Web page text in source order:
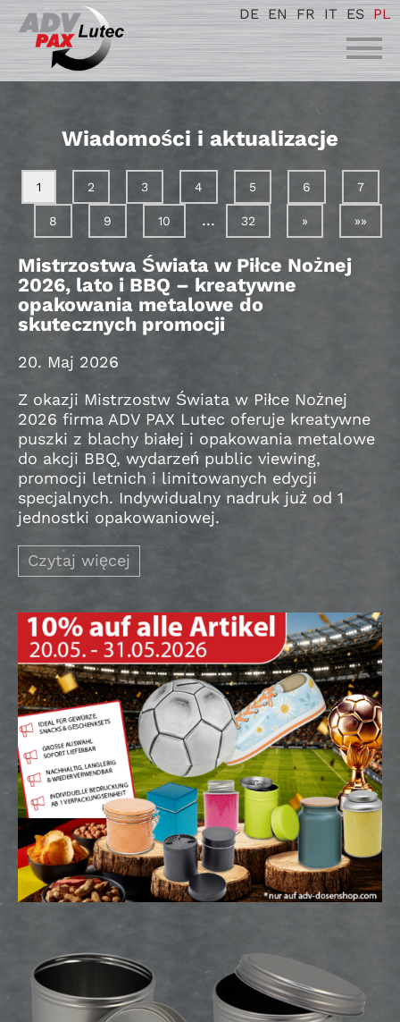
DE EN FR IT ES PL
Wiadomości i aktualizacje
1 2 3 4 5 6 7
8 9 10 ... 32 » »»
Mistrzostwa Świata w Piłce Nożnej
2026, lato i BBQ – kreatywne
opakowania metalowe do
skutecznych promocji
20. Maj 2026
Z okazji Mistrzostw Świata w Piłce Nożnej
2026 firma ADV PAX Lutec oferuje kreatywne
puszki z blachy białej i opakowania metalowe
do akcji BBQ, wydarzeń public viewing,
promocji letnich i limitowanych edycji
specjalnych. Indywidualny nadruk już od 1
jednostki opakowaniowej.
Czytaj więcej